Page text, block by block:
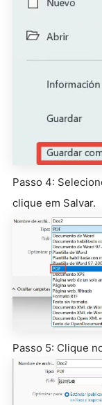
Passo 4:
clique em Salvar.
Passo 5: Clique